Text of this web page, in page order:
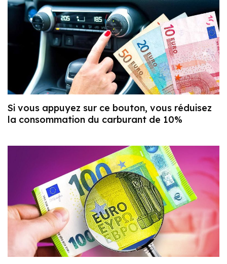
Si vous appuyez sur ce bouton, vous réduisez
la consommation du carburant de 10%